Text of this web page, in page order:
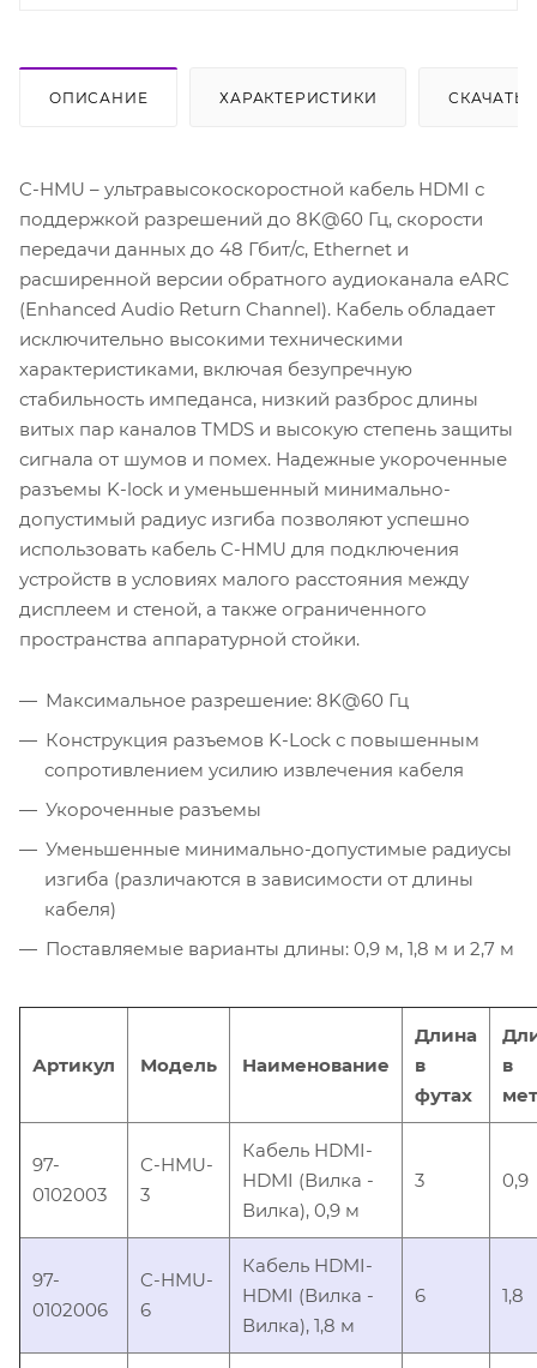
ОПИСАНИЕ ХАРАКТЕРИСТИКИ СКАЧАТЬ
C-HMU – ультравысокоскоростной кабель HDMI с
поддержкой разрешений до 8K@60 Гц, скорости
передачи данных до 48 Гбит/с, Ethernet и
расширенной версии обратного аудиоканала eARC
(Enhanced Audio Return Channel). Кабель обладает
исключительно высокими техническими
характеристиками, включая безупречную
стабильность импеданса, низкий разброс длины
витых пар каналов TMDS и высокую степень защиты
сигнала от шумов и помех. Надежные укороченные
разъемы K-lock и уменьшенный минимально-
допустимый радиус изгиба позволяют успешно
использовать кабель C-HMU для подключения
устройств в условиях малого расстояния между
дисплеем и стеной, а также ограниченного
пространства аппаратурной стойки.
Максимальное разрешение: 8K@60 Гц
Конструкция разъемов K-Lock с повышенным
сопротивлением усилию извлечения кабеля
Укороченные разъемы
Уменьшенные минимально-допустимые радиусы
изгиба (различаются в зависимости от длины
кабеля)
Поставляемые варианты длины: 0,9 м, 1,8 м и 2,7 м
Артикул Модель Наименование
Длина
в
футах
в
97-
0102003
C-HMU-
3
Кабель HDMI-
HDMI (Вилка -
Вилка), 0,9 м
3 0,9
97-
0102006
C-HMU-
6
Кабель HDMI-
HDMI (Вилка -
Вилка), 1,8 м
6 1,8